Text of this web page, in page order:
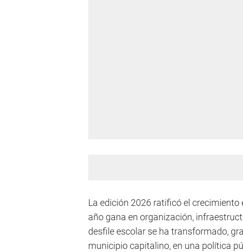
La edición 2026 ratificó el
año gana en organización,
desfile escolar se ha transformado,
municipio capitalino, en una política